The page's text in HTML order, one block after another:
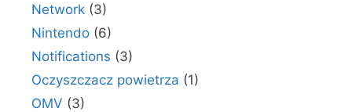
Network (3)
Nintendo (6)
Notifications (3)
Oczyszczacz powietrza (1)
OMV (3)